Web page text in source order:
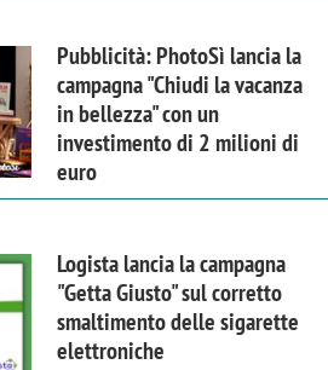
Pubblicità: PhotoSì lancia la
campagna "Chiudi la vacanza
in bellezza" con un
investimento di 2 milioni di
euro
Logista lancia la campagna
"Getta Giusto" sul corretto
smaltimento delle sigarette
elettroniche